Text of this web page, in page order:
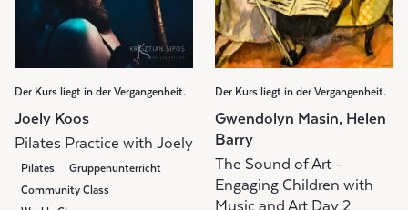
Der Kurs liegt in der Vergangenheit.
Joely Koos
Pilates Practice with Joely
Pilates
Gruppenunterricht
Community Class
Der Kurs liegt in der Vergangenheit.
Gwendolyn Masin, Helen
Barry
The Sound of Art -
Engaging Children with
Music and Art Day 2